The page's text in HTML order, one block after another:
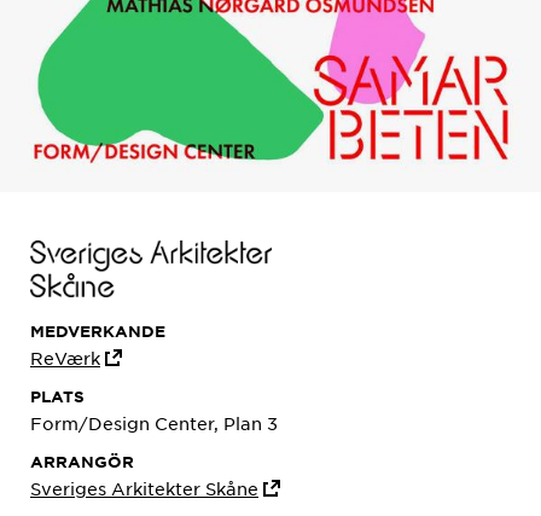
MEDVERKANDE
ReVærk
PLATS
Form/Design Center, Plan 3
ARRANGÖR
Sveriges Arkitekter Skåne